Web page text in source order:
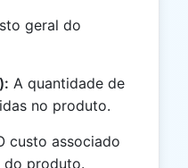
geral do
): A quantidade de
no produto.
custo associado
do produto.